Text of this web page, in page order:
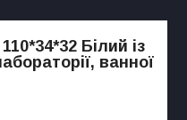
Білий із
ванної